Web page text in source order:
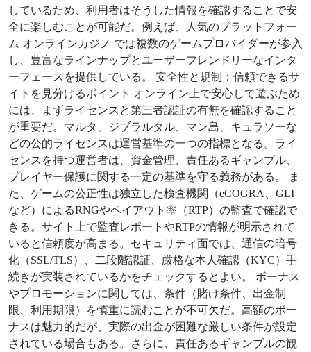
しているため、利用者はそうした情報を確認することで安
全に楽しむことが可能だ。例えば、人気のプラットフォー
ム オンラインカジノ では複数のゲームプロバイダーが参入
し、豊富なラインナップとユーザーフレンドリーなインタ
ーフェースを提供している。 安全性と規制：信頼できるサ
イトを見分けるポイント オンライン上で安心して遊ぶため
には、まずライセンスと第三者認証の有無を確認すること
が重要だ。マルタ、ジブラルタル、マン島、キュラソーな
どの公的ライセンスは運営基準の一つの指標となる。ライ
センスを持つ運営者は、資金管理、責任あるギャンブル、
プレイヤー保護に関する一定の基準を守る義務がある。 ま
た、ゲームの公正性は独立した検査機関（eCOGRA、GLI
など）によるRNGやペイアウト率（RTP）の監査で確認で
きる。サイト上で監査レポートやRTPの情報が明示されて
いると信頼度が高まる。セキュリティ面では、通信の暗号
化（SSL/TLS）、二段階認証、厳格な本人確認（KYC）手
続きが実装されているかをチェックするとよい。 ボーナス
やプロモーションに関しては、条件（賭け条件、出金制
限、利用期限）を慎重に読むことが不可欠だ。高額のボー
ナスは魅力的だが、実際の出金が困難な厳しい条件が設定
されている場合もある。さらに、責任あるギャンブルの観